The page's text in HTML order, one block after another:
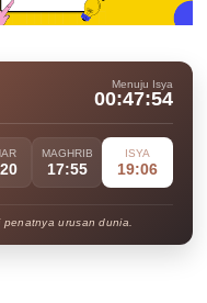
Menuju Isya
00:47:53
MAGHRIB
17:55
ISYA
19:06
urusan dunia.